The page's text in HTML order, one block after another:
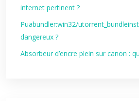
internet pertinent ?
Puabundler:win32/
dangereux ?
Absorbeur d’encre plein sur canon :